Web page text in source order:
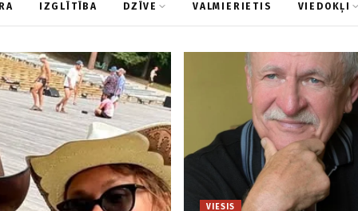
IZGLĪTĪBA DZĪVE VALMIERIETIS VIEDOKĻI
VIESIS